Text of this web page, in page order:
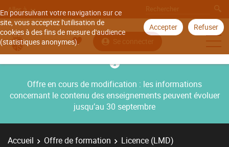
En poursuivant votre navigation sur ce
site, vous acceptez l'utilisation de
cookies à des fins de mesure d'audience
(statistiques anonymes).
Accepter Refuser
Aller à
Se connecter
Offre en cours de modification : les informations
concernant le contenu des enseignements peuvent évoluer
jusqu’au 30 septembre
Accueil Offre de formation
Licence (LMD)